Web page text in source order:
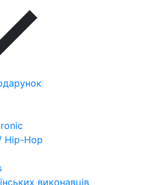
Hip-Hop
виконавців